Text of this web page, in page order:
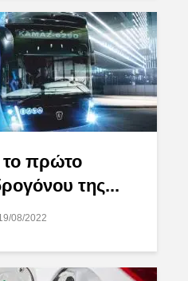
πρώτο
της...
08/2022